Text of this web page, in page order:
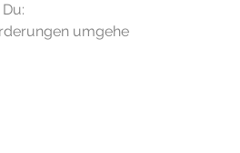
umgehe